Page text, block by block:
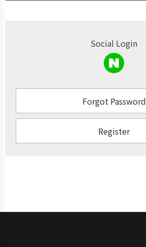
Social Login
Forgot Password
Register